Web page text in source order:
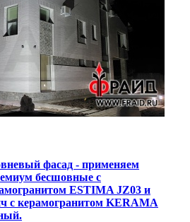
фасад - применяем
бесшовные с
ESTIMA JZ03 и
с керамогранитом KERAMA